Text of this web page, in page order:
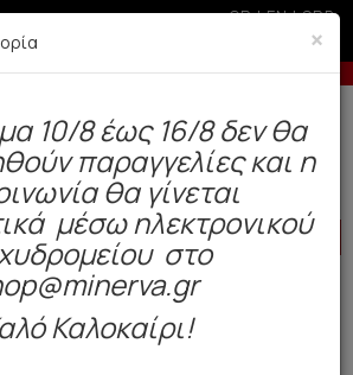
GR|EN|SRB
δόσεις με πιστωτική άνω των 100€
των 49€. Παράδοση σε 3-5 εργάσιμες.
Πυτζάμες
HOT
×
10/8 έως 16/8 δεν θα
παραγγελίες και η
θα γίνεται
μέσω ηλεκτρονικού
στο
Καλοκαίρι!